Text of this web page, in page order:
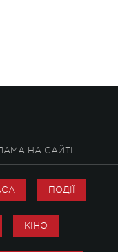
НА САЙТІ
ПОДІЇ
КІНО